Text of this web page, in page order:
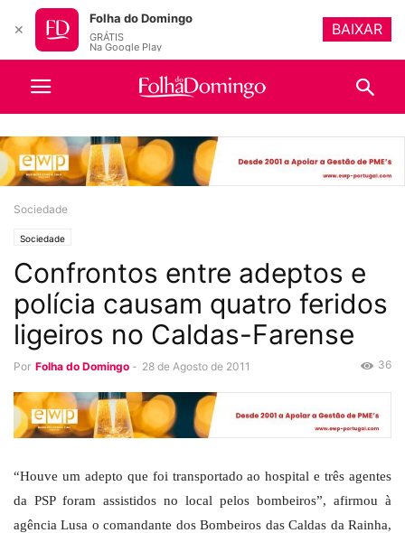
Sociedade
Sociedade
Confrontos entre adeptos e
polícia causam quatro feridos
ligeiros no Caldas-Farense
Por Folha do Domingo - 28 de Agosto de 2011 36
“Houve um adepto que foi transportado ao hospital e três agentes
da PSP foram assistidos no local pelos bombeiros”, afirmou à
agência Lusa o comandante dos Bombeiros das Caldas da Rainha,
✕
Folha do Domingo
GRÁTIS
Na Google Play
BAIXAR